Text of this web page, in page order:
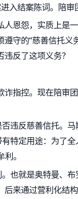
入结案陈词。陪审
人恩怨，实质上是
守的“慈善信托
反了这项义务？
指控。现在陪审
违反慈善信托。
特定用途：为了
。
也就是奥特曼、
来通过营利化结